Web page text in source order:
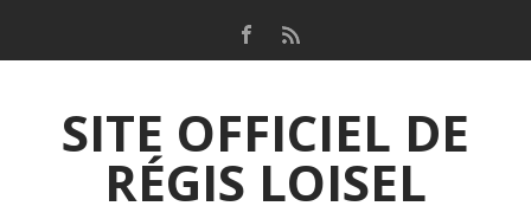
SITE OFFICIEL DE
RÉGIS LOISEL